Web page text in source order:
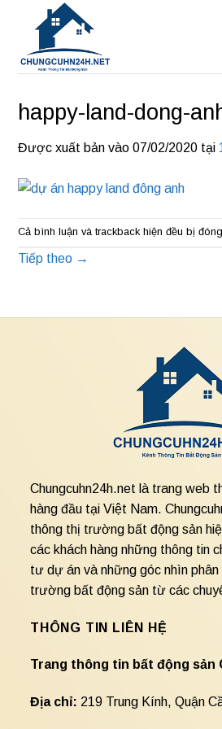
dung
happy-land-dong-
Được xuất bản vào 07/02/2020 tại
Cả bình luận và trackback hiện đều bị
Tiếp theo →
Chungcuhn24h.net là trang web
hàng đầu tại Việt Nam.
thông thị trường bất động sản
các khách hàng những thông tin
tư dự án và những góc nhìn
trường bất động sản từ các
THÔNG TIN LIÊN HỆ
Trang thông tin bất động sản
Địa chỉ: 219 Trung Kính, Quận